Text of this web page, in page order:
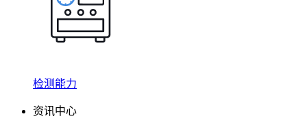
检测能力
资讯中心